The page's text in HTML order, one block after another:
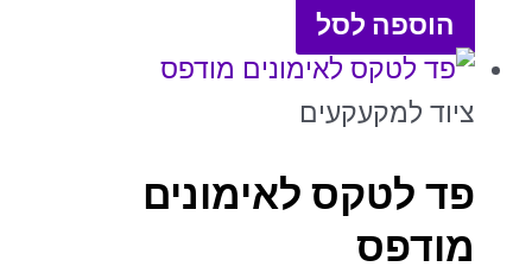
הוספה לסל
ציוד למקעקעים
פד לטקס לאימונים
מודפס